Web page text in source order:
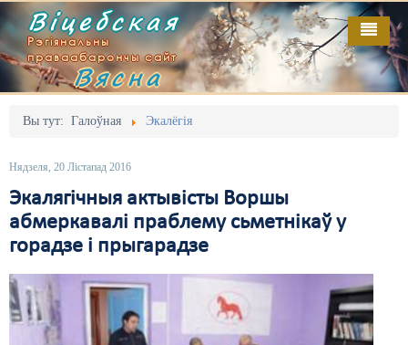
Віцебская
Рэгіянальны
праваабарончы сайт
Вясна
Вы тут: Галоўная Экалёгія
Нядзеля, 20 Лістапад 2016
Экалягічныя актывісты Воршы
абмеркавалі праблему сьметнікаў у
горадзе і прыгарадзе
Галоўная
Адміністрацыйны перасьлед
Безбар'ернае асяродзьдзе
Выбары
Дзяржава
Дыскрымінацыя
Выданьні
Кантакт
Пра нас